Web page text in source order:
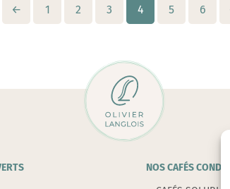
← 1 2 3 4 5 6
NOS CAFÉS